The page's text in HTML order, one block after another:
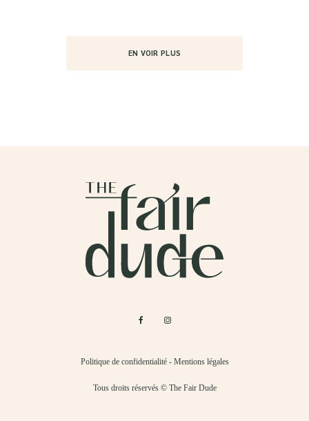
EN VOIR PLUS
Politique de confidentialité- Mentions légales
Tous droits réservés © The Fair Dude